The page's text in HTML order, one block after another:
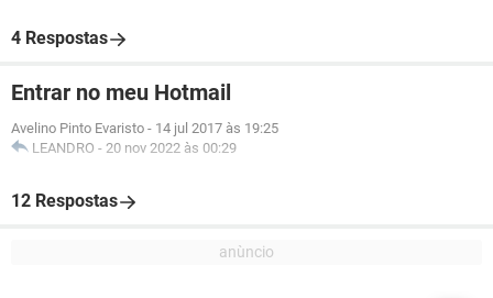
4 Respostas
Entrar no meu Hotmail
Avelino Pinto Evaristo - 14 jul 2017 às 19:25
LEANDRO - 20 nov 2022 às 00:29
12 Respostas